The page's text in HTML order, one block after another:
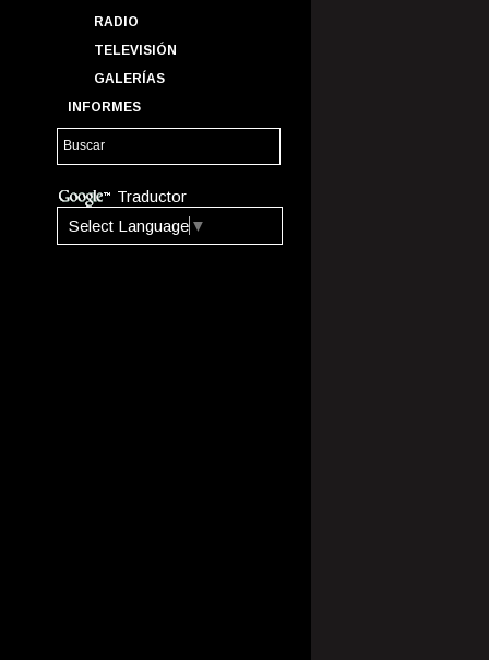
RADIO
TELEVISIÓN
GALERÍAS
INFORMES
Traductor
Select Language ▼